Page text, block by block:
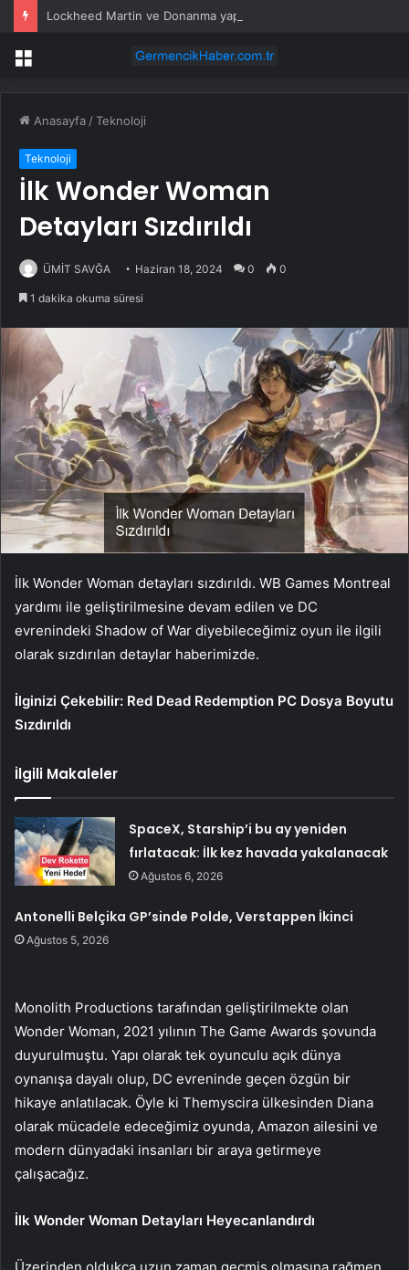
Menü
Anasayfa /Teknoloji
Teknoloji
İlk Wonder Woman
Detayları Sızdırıldı
ÜMİT SAVĞA Haziran 18, 2024 0 0
1 dakika okuma süresi
İlk Wonder Woman detayları sızdırıldı. WB Games Montreal
yardımı ile geliştirilmesine devam edilen ve DC
evrenindeki Shadow of War diyebileceğimiz oyun ile ilgili
olarak sızdırılan detaylar haberimizde.
İlginizi Çekebilir: Red Dead Redemption PC Dosya Boyutu
Sızdırıldı
İlgili Makaleler
SpaceX, Starship’i bu ay yeniden
fırlatacak: İlk kez havada yakalanacak
Ağustos 6, 2026
Antonelli Belçika GP’sinde Polde, Verstappen İkinci
Ağustos 5, 2026
Monolith Productions tarafından geliştirilmekte olan
Wonder Woman, 2021 yılının The Game Awards şovunda
duyurulmuştu. Yapı olarak tek oyunculu açık dünya
oynanışa dayalı olup, DC evreninde geçen özgün bir
hikaye anlatılacak. Öyle ki Themyscira ülkesinden Diana
olarak mücadele edeceğimiz oyunda, Amazon ailesini ve
modern dünyadaki insanları bir araya getirmeye
çalışacağız.
İlk Wonder Woman Detayları Heyecanlandırdı